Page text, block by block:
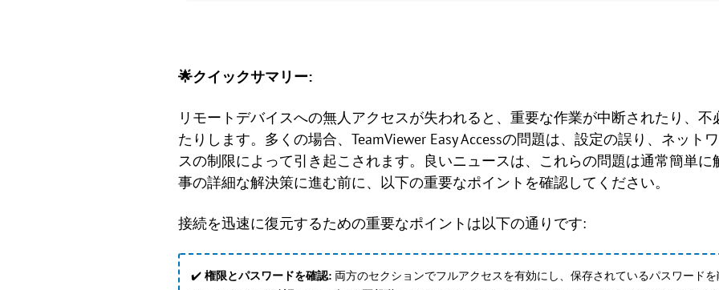
🌟クイックサマリー:
リモートデバイスへの無人アクセスが失われると、重要な作業が中断されたり、
たりします。多くの場合、TeamViewer Easy Accessの問題は、設定の誤り、ネット
スの制限によって引き起こされます。良いニュースは、これらの問題は通常簡単
事の詳細な解決策に進む前に、以下の重要なポイントを確認してください。
接続を迅速に復元するための重要なポイントは以下の通りです:
✔️ 権限とパスワードを確認: 両方のセクションでフルアクセスを有効にし、保存されているパスワードを